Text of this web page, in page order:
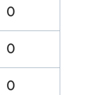
0
0
0